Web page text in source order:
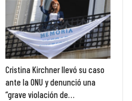
Cristina Kirchner llevó su caso
ante la ONU y denunció una
“grave violación de…